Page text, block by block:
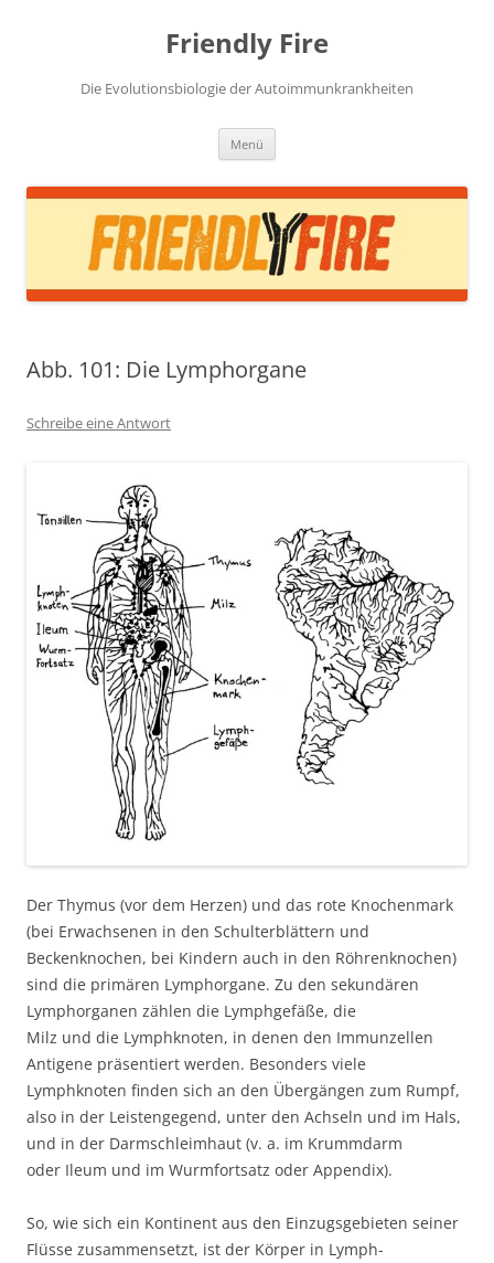
Friendly Fire
Die Evolutionsbiologie der Autoimmunkrankheiten
Menü
Abb. 101: Die Lymphorgane
Schreibe eine Antwort
Der Thymus (vor dem Herzen) und das rote Knochenmark
(bei Erwachsenen in den Schulterblättern und
Beckenknochen, bei Kindern auch in den Röhrenknochen)
sind die primären Lymphorgane. Zu den sekundären
Lymphorganen zählen die Lymphgefäße, die
Milz und die Lymphknoten, in denen den Immunzellen
Antigene präsentiert werden. Besonders viele
Lymphknoten finden sich an den Übergängen zum Rumpf,
also in der Leistengegend, unter den Achseln und im Hals,
und in der Darmschleimhaut (v. a. im Krummdarm
oder Ileum und im Wurmfortsatz oder Appendix).
So, wie sich ein Kontinent aus den Einzugsgebieten seiner
Flüsse zusammensetzt, ist der Körper in Lymph-